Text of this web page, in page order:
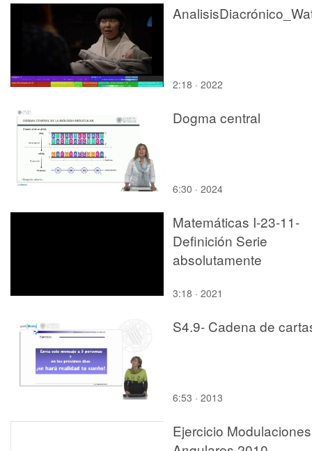
2:18 · 2022
Dogma central
6:30 · 2024
Matemáticas I-23-11-
Definición Serie
absolutamente
3:18 · 2021
S4.9- Cadena de
6:53 · 2013
Ejercicio Modulaciones